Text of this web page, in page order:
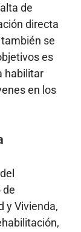
de
directa
se
es
habilitar
en los
de
y Vivienda,